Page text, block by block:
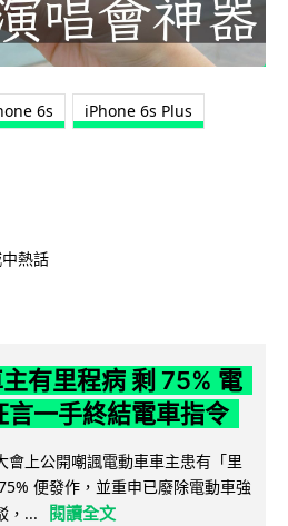
6s iPhone 6s Plus
熱話
有里程病 剩 75% 電
言一手終結電車指令
會上公開嘲諷電動車車主患有「里
便發作，並重申已廢除電動車強
，...
閱讀全文